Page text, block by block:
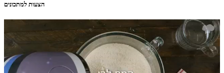
הצעות למתכונים